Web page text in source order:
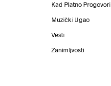
Kad Platno Progovori
Muzički Ugao
Vesti
Zanimljvosti